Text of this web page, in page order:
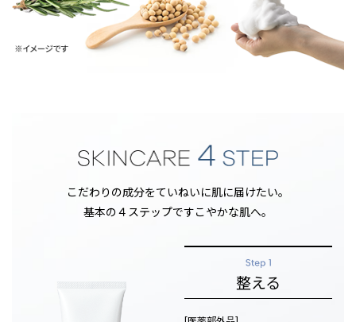
こだわりの成分をていねいに肌に届けたい。
基本の４ステップですこやかな肌へ。
整える